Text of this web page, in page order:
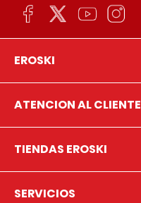
EROSKI
ATENCION AL CLIENTE
TIENDAS EROSKI
SERVICIOS